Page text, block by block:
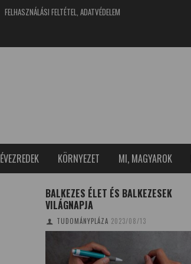
FELHASZNÁLÁSI FELTÉTEL, ADATVÉDELEM
ÉVEZREDEK KÖRNYEZET MI, MAGYAROK
BALKEZES ÉLET ÉS BALKEZESEK
VILÁGNAPJA
TUDOMÁNYPLÁZA 2023/08/13